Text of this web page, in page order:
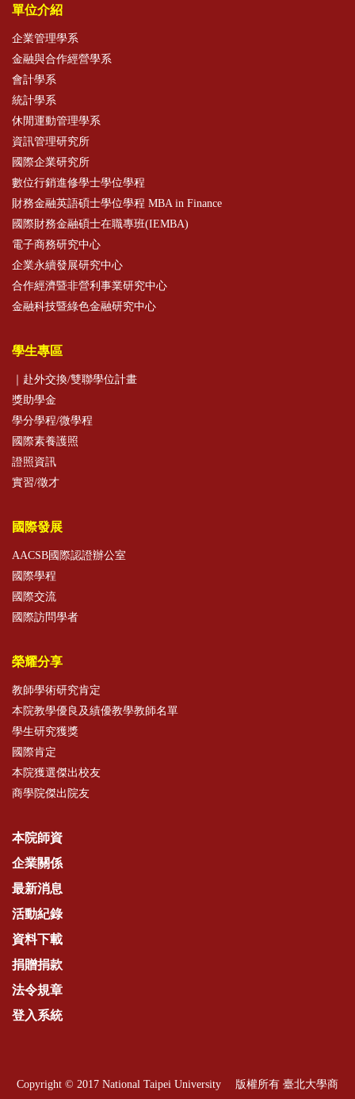
單位介紹
企業管理學系
金融與合作經營學系
會計學系
統計學系
休閒運動管理學系
資訊管理研究所
國際企業研究所
數位行銷進修學士學位學程
財務金融英語碩士學位學程 MBA in Finance
國際財務金融碩士在職專班(IEMBA)
電子商務研究中心
企業永續發展研究中心
合作經濟暨非營利事業研究中心
金融科技暨綠色金融研究中心
學生專區
｜赴外交換/雙聯學位計畫
獎助學金
學分學程/微學程
國際素養護照
證照資訊
實習/徵才
國際發展
AACSB國際認證辦公室
國際學程
國際交流
國際訪問學者
榮耀分享
教師學術研究肯定
本院教學優良及績優教學教師名單
學生研究獲獎
國際肯定
本院獲選傑出校友
商學院傑出院友
本院師資
企業關係
最新消息
活動紀錄
資料下載
捐贈捐款
法令規章
登入系統
Copyright © 2017 National Taipei University 版權所有 臺北大學商